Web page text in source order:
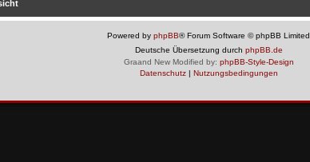
Powered by phpBB® Forum Software © phpBB Limited
Deutsche Übersetzung durch phpBB.de
Graand New Modified by: phpBB-Style-Design
Datenschutz| Nutzungsbedingungen